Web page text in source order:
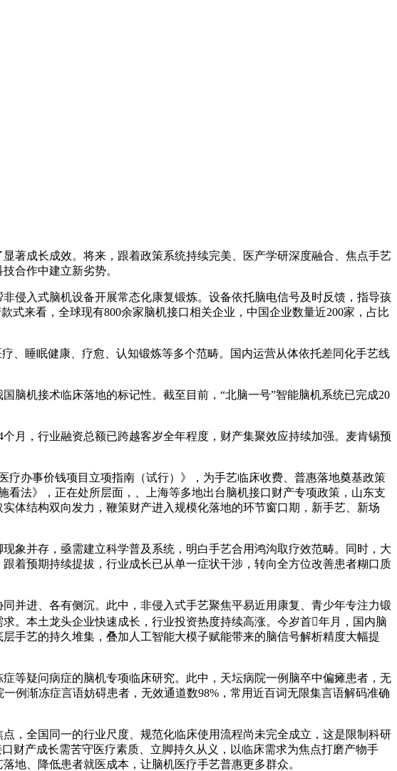
成长成效。将来，跟着政策系统持续完美、医产学研深度融合、焦点手艺
合作中建立新劣势。
入式脑机设备开展常态化康复锻炼。设备依托脑电信号及时反馈，指导孩
来看，全球现有800余家脑机接口相关企业，中国企业数量近200家，占比
睡眠健康、疗愈、认知锻炼等多个范畴。国内运营从体依托差同化手艺线
机接术临床落地的标记性。截至目前，“北脑一号”智能脑机系统已完成20
，行业融资总额已跨越客岁全年程度，财产集聚效应持续加强。麦肯锡预
办事价钱项目立项指南（试行）》，为手艺临床收费、普惠落地奠基政策
法》，正在处所层面，、上海等多地出台脑机接口财产专项政策，山东支
结构双向发力，鞭策财产进入规模化落地的环节窗口期，新手艺、新场
并存，亟需建立科学普及系统，明白手艺合用鸿沟取疗效范畴。同时，大
着预期持续提拔，行业成长已从单一症状干涉，转向全方位改善患者糊口质
进、各有侧沉。此中，非侵入式手艺聚焦平易近用康复、青少年专注力锻
。本土龙头企业快速成长，行业投资热度持续高涨。今岁首年月，国内脑
手艺的持久堆集，叠加人工智能大模子赋能带来的脑信号解析精度大幅提
疑问病症的脑机专项临床研究。此中，天坛病院一例脑卒中偏瘫患者，无
例渐冻症言语妨碍患者，无效通道数98%，常用近百词无限集言语解码准确
全国同一的行业尺度、规范化临床使用流程尚未完全成立，这是限制科研
财产成长需苦守医疗素质、立脚持久从义，以临床需求为焦点打磨产物手
地、降低患者就医成本，让脑机医疗手艺普惠更多群众。